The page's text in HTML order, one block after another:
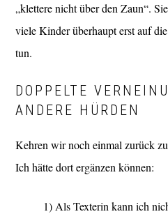
„klettere nicht über den Zaun“.
viele Kinder überhaupt erst auf
tun.
DOPPELTE
ANDERE HÜRDEN
Kehren wir noch einmal zurück
Ich hätte dort ergänzen können:
1) Als Texterin kann ich